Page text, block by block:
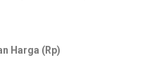
Harga (Rp)